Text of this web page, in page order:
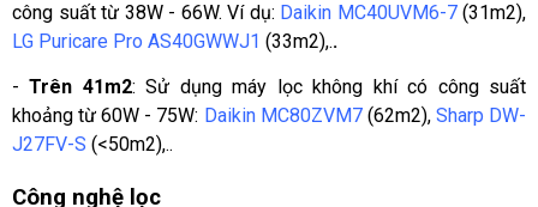
công suất từ 38W - 66W. Ví dụ: Daikin MC40UVM6-7
LG Puricare Pro AS40GWWJ1 (33m2),..
- Trên 41m2: Sử dụng máy lọc không khí có công suất
khoảng từ 60W - 75W: Daikin MC80ZVM7 (62m2), Sharp DW-
J27FV-S (<50m2),..
Công nghệ lọc